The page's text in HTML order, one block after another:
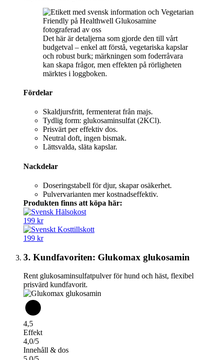
Det här är detaljerna som gjorde den till vårt
budgetval – enkel att förstå, vegetariska kapslar
och robust burk; märkningen som foderråvara
kan skapa frågor, men effekten på rörligheten
märktes i loggboken.
Fördelar
Skaldjursfritt, fermenterat från majs.
Tydlig form: glukosaminsulfat (2KCl).
Prisvärt per effektiv dos.
Neutral doft, ingen bismak.
Lättsvalda, släta kapslar.
Nackdelar
Doseringstabell för djur, skapar osäkerhet.
Pulvervarianten mer kostnadseffektiv.
Produkten finns att köpa här:
199 kr
199 kr
3. Kundfavoriten: Glukomax glukosamin
Rent glukosaminsulfatpulver för hund och häst, flexibel
prisvärd kundfavorit.
4,5
Effekt
4,0/5
Innehåll & dos